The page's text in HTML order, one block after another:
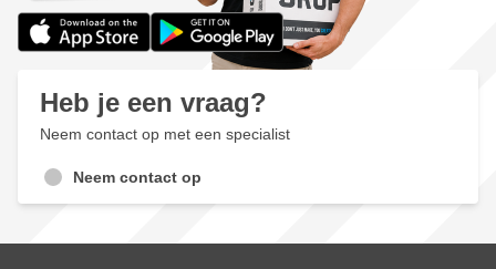
Heb je een vraag?
Neem contact op met een specialist
Neem contact op